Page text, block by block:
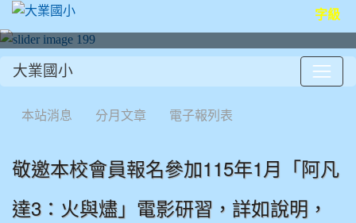
字級
大業國小
本站消息 分月文章 電子報列表
敬邀本校會員報名參加115年1月「阿凡
達3：火與燼」電影研習，詳如說明，